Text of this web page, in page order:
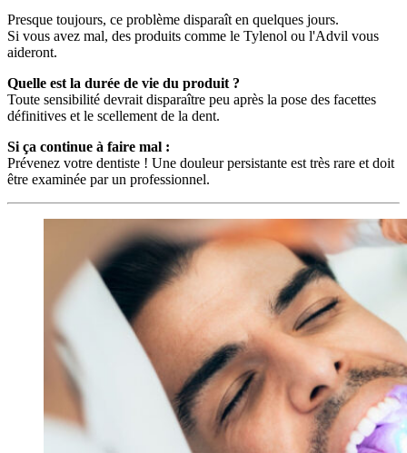
Presque toujours, ce problème disparaît en quelques jours.
Si vous avez mal, des produits comme le Tylenol ou l'Advil vous
aideront.
Quelle est la durée de vie du produit ?
Toute sensibilité devrait disparaître peu après la pose des facettes
définitives et le scellement de la dent.
Si ça continue à faire mal :
Prévenez votre dentiste ! Une douleur persistante est très rare et doit
être examinée par un professionnel.